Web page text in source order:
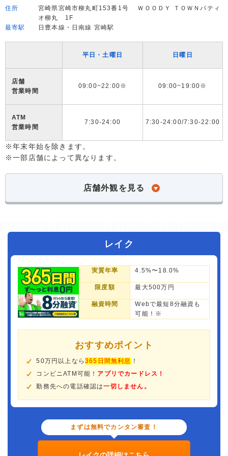
住所
宮崎県宮崎市柳丸町153番1号 ＷＯＯＤＹ ＴＯＷＮパティ
オ柳丸 1F
最寄駅
日豊本線・日南線 宮崎駅
平日・土曜日 日曜日
店舗
営業時間
09:00~22:00※ 09:00~19:00※
ATM
営業時間
7:30-24:00 7:30-24:00/7:30-22:00
※年末年始を除きます。
※一部店舗によって異なります。
店舗外観を見る
レイク
実質年率 4.5%〜18.0%
限度額 最大500万円
融資時間
Webで最短8分融資も
可能！※
おすすめポイント
50万円以上なら365日間無利息 ！
コンビニATM可能！ アプリでカードレス！
勤務先への電話確認は一切しません。
まずは無料でカンタン審査！